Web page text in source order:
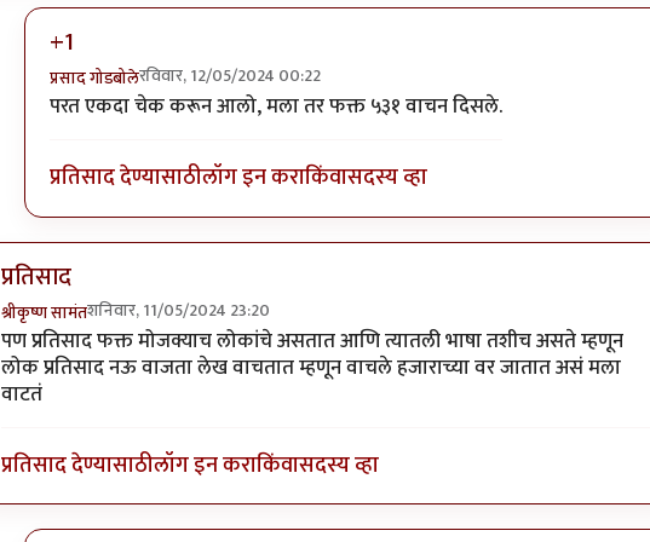
+1
प्रसाद गोडबोलेरविवार, 12/05/2024 00:22
In reply toसहमत, मीच प्रतिक्रिया वाचायलाbyअमरेंद्र बाहुबली
परत एकदा चेक करून आलो, मला तर फक्त ५३१ वाचन दिसले.
प्रतिसाद देण्यासाठीलॉग इन कराकिंवासदस्य व्हा
प्रतिसाद
श्रीकृष्ण सामंतशनिवार, 11/05/2024 23:20
In reply toलेखापेक्षा प्रतिसादbyअहिरावण
पण प्रतिसाद फक्त मोजक्याच लोकांचे असतात आणि त्यातली भाषा तशीच असते म्हणून
लोक प्रतिसाद नऊ वाजता लेख वाचतात म्हणून वाचले हजाराच्या वर जातात असं मला
वाटतं
प्रतिसाद देण्यासाठीलॉग इन कराकिंवासदस्य व्हा